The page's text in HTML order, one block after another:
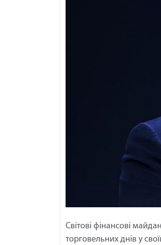
Світові фінансові
торговельних днів у